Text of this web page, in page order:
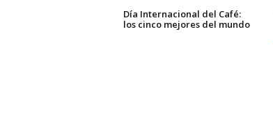
Día Internacional del Café:
los cinco mejores del mundo